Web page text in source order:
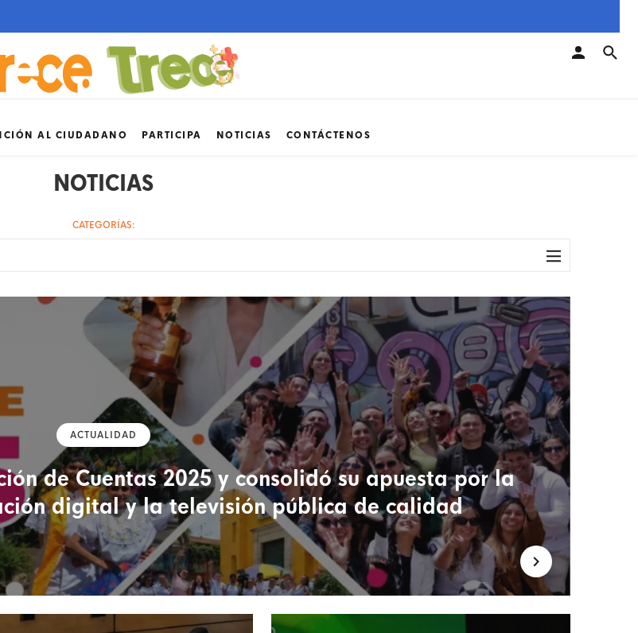
AL CIUDADANO PARTICIPA NOTICIAS CONTÁCTENOS
NOTICIAS
CATEGORÍAS:
ACTUALIDAD
de Cuentas 2025 y consolidó su apuesta por la
digital y la televisión pública de calidad